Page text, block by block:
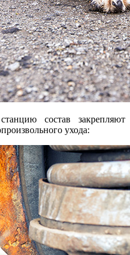
состав закрепляют
ухода: